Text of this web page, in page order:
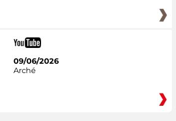
09/06/2026
Arché